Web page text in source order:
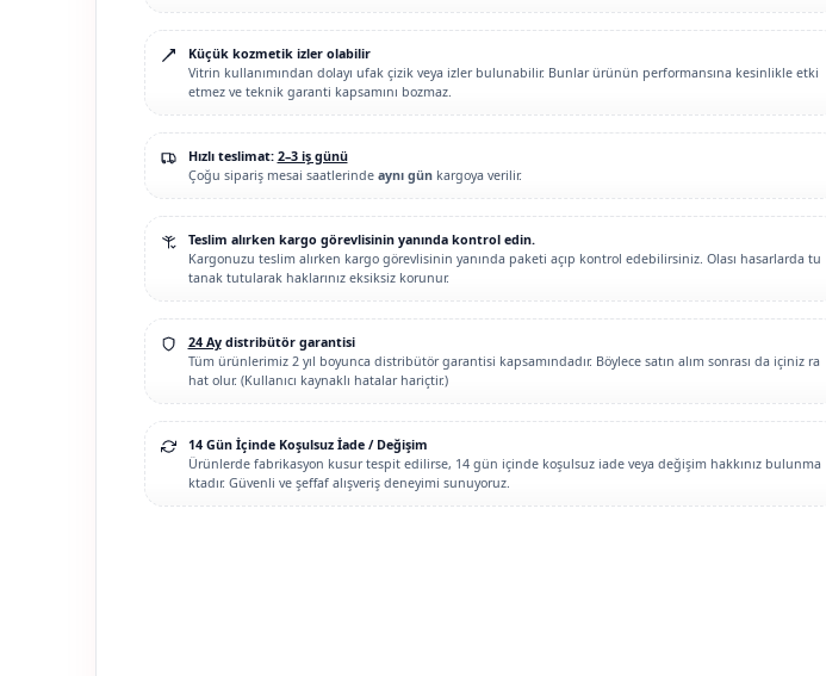
Küçük kozmetik izler olabilir
Vitrin kullanımından dolayı ufak çizik veya izler bulunabilir. Bunlar ürünün performansına kesinlikle etki
etmez ve teknik garanti kapsamını bozmaz.
Hızlı teslimat: 2–3 iş günü
Çoğu sipariş mesai saatlerinde aynı günkargoya verilir.
Teslim alırken kargo görevlisinin yanında kontrol edin.
Kargonuzu teslim alırken kargo görevlisinin yanında paketi açıp kontrol edebilirsiniz. Olası hasarlarda tu
tanak tutularak haklarınız eksiksiz korunur.
24 Aydistribütör garantisi
Tüm ürünlerimiz 2 yıl boyunca distribütör garantisi kapsamındadır. Böylece satın alım sonrası da içiniz ra
hat olur. (Kullanıcı kaynaklı hatalar hariçtir.)
14 Gün İçinde Koşulsuz İade / Değişim
Ürünlerde fabrikasyon kusur tespit edilirse, 14 gün içinde koşulsuz iade veya değişim hakkınız bulunma
ktadır. Güvenli ve şeffaf alışveriş deneyimi sunuyoruz.